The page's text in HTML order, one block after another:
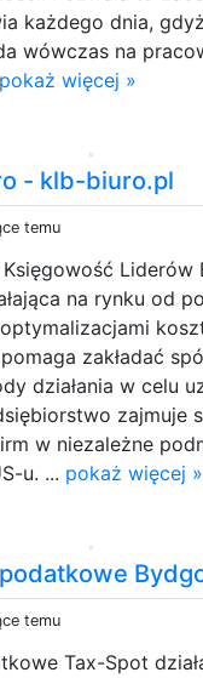
każdego dnia,
wówczas na
pokaż więcej »
- klb-biuro.pl
temu
Liderów
na rynku od
zakładać
działania w celu
zajmuje
w niezależne
u. ... pokaż więcej »
temu
Tax-Spot